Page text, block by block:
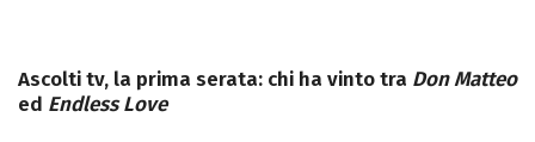
Ascolti tv, la prima serata: chi ha vinto tra Don Matteo
ed Endless Love